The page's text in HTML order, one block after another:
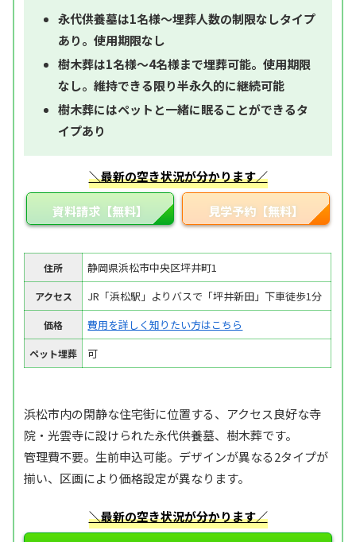
永代供養墓は1名様～埋葬人数の制限なしタイプ
あり。使用期限なし
樹木葬は1名様～4名様まで埋葬可能。使用期限
なし。維持できる限り半永久的に継続可能
樹木葬にはペットと一緒に眠ることができるタ
イプあり
＼最新の空き状況が分かります／
資料請求【無料】 見学予約【無料】
住所 静岡県浜松市中央区坪井町1
アクセス JR「浜松駅」よりバスで「坪井新田」下車徒歩1分
価格 費用を詳しく知りたい方はこちら
ペット埋葬 可
浜松市内の閑静な住宅街に位置する、アクセス良好な寺
院・光雲寺に設けられた永代供養墓、樹木葬です。
管理費不要。生前申込可能。デザインが異なる2タイプが
揃い、区画により価格設定が異なります。
＼最新の空き状況が分かります／